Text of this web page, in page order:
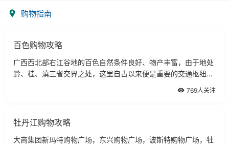
购物指南
百色购物攻略
广西西北部右江谷地的百色自然条件良好、物产丰富，由于地处
黔、桂、滇三省交界之处，这里自古以来便是重要的交通枢纽和
769人关注
牡丹江购物攻略
大商集团新玛特购物广场，东兴购物广场，波斯特购物广场，牡